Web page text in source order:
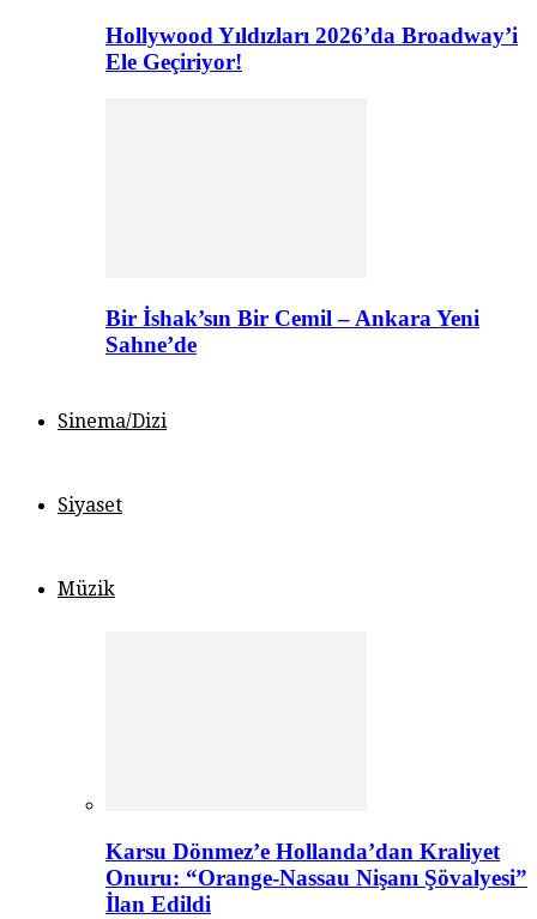
Hollywood Yıldızları 2026’da Broadway’i
Ele Geçiriyor!
Bir İshak’sın Bir Cemil – Ankara Yeni
Sahne’de
Sinema/Dizi
Siyaset
Müzik
Karsu Dönmez’e Hollanda’dan Kraliyet
Onuru: “Orange-Nassau Nişanı Şövalyesi”
İlan Edildi